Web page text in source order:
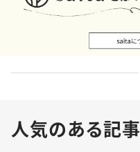
人気のある記事